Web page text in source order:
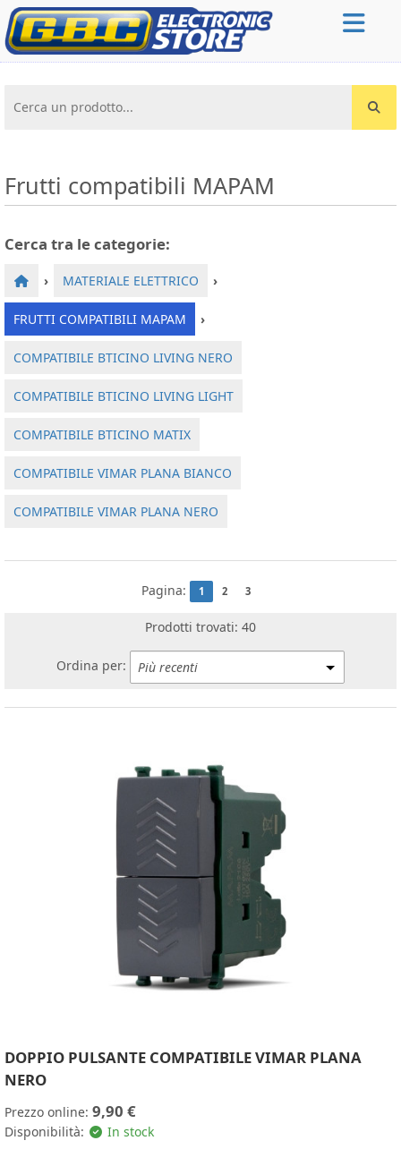
Cerca un prodotto...
Frutti compatibili MAPAM
Cerca tra le categorie:
› MATERIALE ELETTRICO ›
FRUTTI COMPATIBILI MAPAM ›
COMPATIBILE BTICINO LIVING NERO
COMPATIBILE BTICINO LIVING LIGHT
COMPATIBILE BTICINO MATIX
COMPATIBILE VIMAR PLANA BIANCO
COMPATIBILE VIMAR PLANA NERO
Pagina: 1 2 3
Prodotti trovati: 40
Ordina per:
DOPPIO PULSANTE COMPATIBILE VIMAR PLANA
NERO
Prezzo online: 9,90 €
Disponibilità: In stock